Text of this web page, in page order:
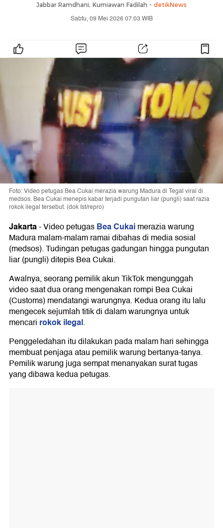
Jabbar Ramdhani, Kurniawan Fadilah - detikNews
Sabtu, 09 Mei 2026 07:03 WIB
Foto: Video petugas Bea Cukai merazia warung Madura di Tegal viral di
medsos. Bea Cukai menepis kabar terjadi pungutan liar (pungli) saat razia
rokok ilegal tersebut. (dok Ist/repro)
Jakarta-Video petugasBea Cukaimerazia warung
Madura malam-malam ramai dibahas di media sosial
(medsos). Tudingan petugas gadungan hingga pungutan
liar (pungli) ditepis Bea Cukai.
Awalnya, seorang pemilik akun TikTok mengunggah
video saat dua orang mengenakan rompi Bea Cukai
(Customs) mendatangi warungnya. Kedua orang itu lalu
mengecek sejumlah titik di dalam warungnya untuk
mencari rokok ilegal.
Penggeledahan itu dilakukan pada malam hari sehingga
membuat penjaga atau pemilik warung bertanya-tanya.
Pemilik warung juga sempat menanyakan surat tugas
yang dibawa kedua petugas.